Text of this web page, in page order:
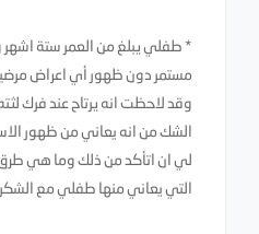
* طفلي يبلغ من العمر ستة اشهر
مستمر دون ظهور أي اعراض
وقد لاحظت انه يرتاح عند فرك
الشك من انه يعاني من ظهور
لي ان اتأكد من ذلك وما هي
التي يعاني منها طفلي مع الشكر